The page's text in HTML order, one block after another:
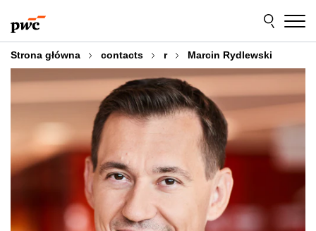
do
treści
do
stopki
Strona główna contacts r Marcin Rydlewski